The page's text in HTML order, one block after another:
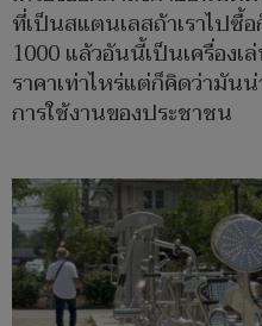
ที่เป็นสแตนเลสถ้าเราไปซื้
1000 แล้วอันนี้เป็นเครื่อง
ราคาเท่าไหร่แต่ก็คิดว่ามัน
การใช้งานของประชาชน